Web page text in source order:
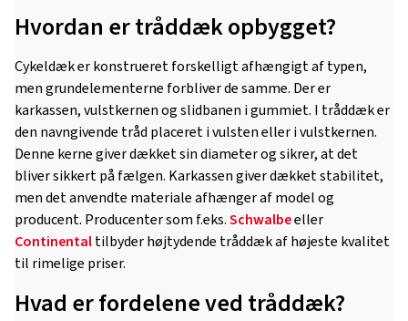
Hvordan er tråddæk opbygget?
Cykeldæk er konstrueret forskelligt afhængigt af typen,
men grundelementerne forbliver de samme. Der er
karkassen, vulstkernen og slidbanen i ​gummiet. I tråddæk er
den navngivende tråd placeret i vulsten eller i vulstkernen.
Denne kerne giver dækket sin diameter og sikrer, at det
bliver sikkert på fælgen. Karkassen giver dækket stabilitet,
men det anvendte materiale afhænger af model og
producent. Producenter som f.eks.Schwalbeeller
Continentaltilbyder højtydende tråddæk af højeste kvalitet
til rimelige priser.
Hvad er fordelene ved tråddæk?